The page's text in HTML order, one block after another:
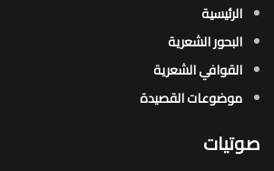
الرئيسية
البحور الشعرية​
القوافي الشعرية​
موضوعات القصيدة​
صوتيات